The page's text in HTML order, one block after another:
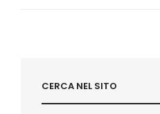
CERCA NEL SITO